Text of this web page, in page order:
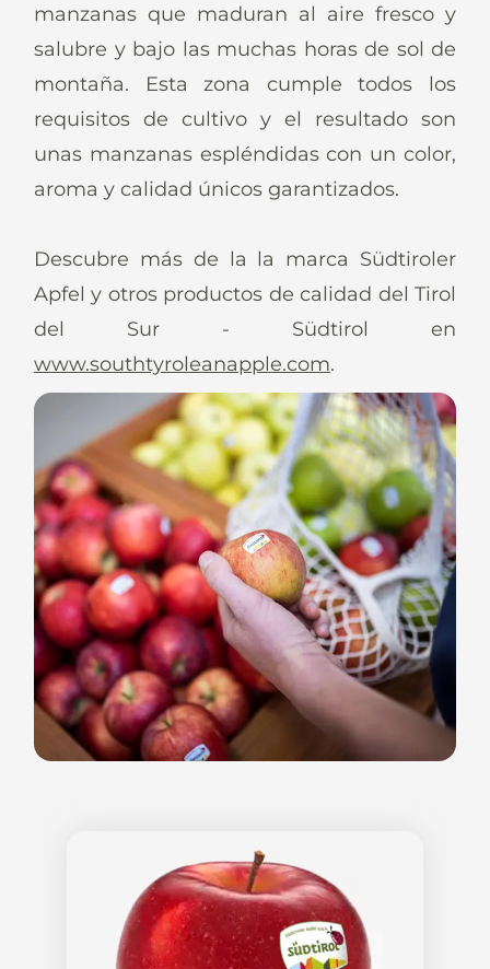
manzanas que maduran al aire fresco y
salubre y bajo las muchas horas de sol de
montaña. Esta zona cumple todos los
requisitos de cultivo y el resultado son
unas manzanas espléndidas con un color,
aroma y calidad únicos garantizados.
Descubre más de la la marca Südtiroler
Apfel y otros productos de calidad del Tirol
del Sur - Südtirol en
www.southtyroleanapple.com.